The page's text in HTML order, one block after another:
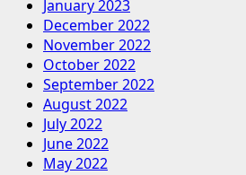
January 2023
December 2022
November 2022
October 2022
September 2022
August 2022
July 2022
June 2022
May 2022